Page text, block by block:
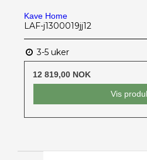
Kave Home
LAF-j1300019jj12
3-5 uker
12 819,00 NOK
Vis